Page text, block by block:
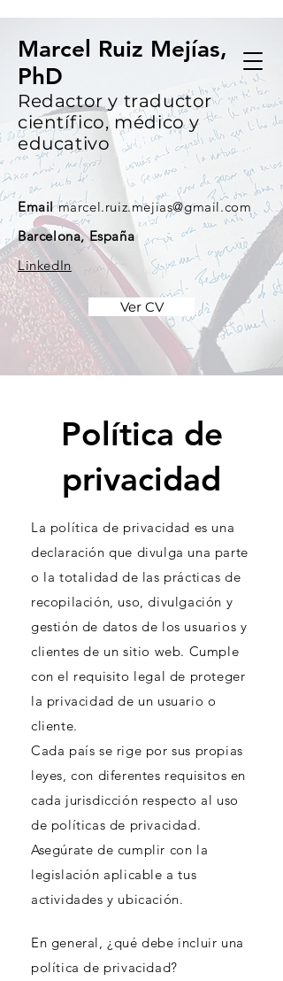
Marcel Ruiz Mejías,
PhD
Redactor y traductor
científico, médico y
educativo
Email marcel.ruiz.mejias@gmail.com
Barcelona, España
LinkedIn
Ver CV
Política de
privacidad
La política de privacidad es una
declaración que divulga una parte
o la totalidad de las prácticas de
recopilación, uso, divulgación y
gestión de datos de los usuarios y
clientes de un sitio web. Cumple
con el requisito legal de proteger
la privacidad de un usuario o
cliente.
Cada país se rige por sus propias
leyes, con diferentes requisitos en
cada jurisdicción respecto al uso
de políticas de privacidad.
Asegúrate de cumplir con la
legislación aplicable a tus
actividades y ubicación.
En general, ¿qué debe incluir una
política de privacidad?